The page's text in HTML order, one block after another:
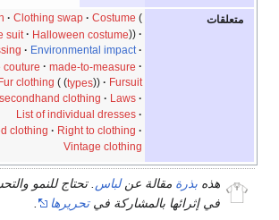
متعلقات Clothing swap
Costume
suit
Halloween costume
Environmental impact
couture
made-to-measure
Fur clothing types
Fursuit
clothing
Laws
List of individual dresses
clothing
Right to clothing
Vintage clothing
هذه بذرة مقالة عنلباس . تحتاج للنمو
في إثرائها بالمشاركة فيتحريرها